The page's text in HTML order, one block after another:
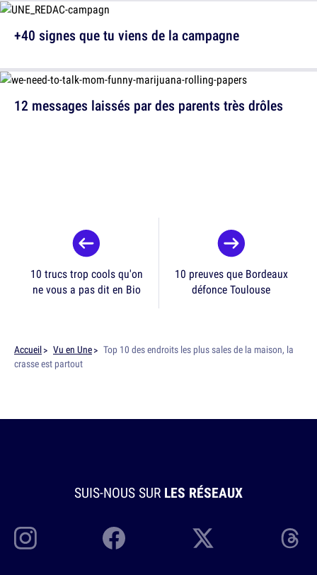
12 messages laissés par des parents très drôles
+40 signes que tu viens de la campagne
10 trucs trop cools qu'on
ne vous a pas dit en Bio
10 preuves que Bordeaux
défonce Toulouse
Accueil Vu en Une
Top 10 des endroits les plus sales de la maison, la
crasse est partout
SUIS-NOUS SUR LES RÉSEAUX